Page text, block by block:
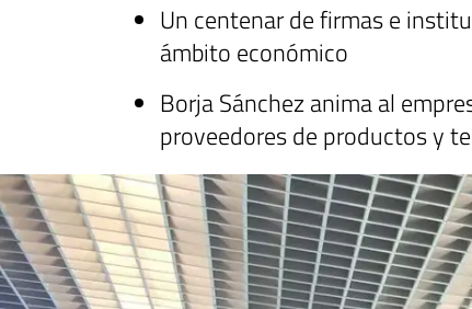
Un centenar de firmas e
ámbito económico
Borja Sánchez anima al
proveedores de productos y